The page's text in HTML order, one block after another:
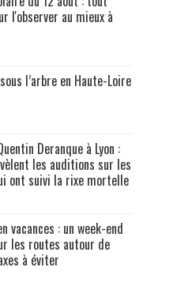
l'observer au mieux à
l’arbre en Haute-Loire
Deranque à Lyon :
les auditions sur les
ont suivi la rixe mortelle
vacances : un week-end
les routes autour de
à éviter